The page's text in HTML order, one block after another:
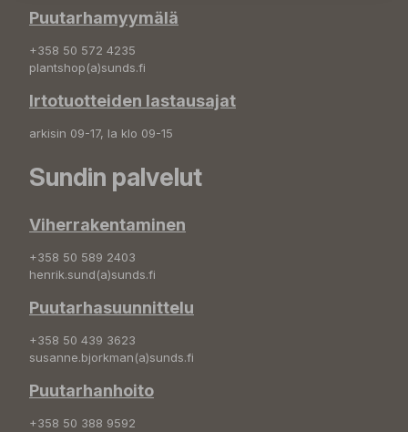
Puutarhamyymälä
+358 50 572 4235
plantshop(a)sunds.fi
Irtotuotteiden lastausajat
arkisin 09-17, la klo 09-15
Sundin palvelut
Viherrakentaminen
+358 50 589 2403
henrik.sund(a)sunds.fi
Puutarhasuunnittelu
+358 50 439 3623
susanne.bjorkman(a)sunds.fi
Puutarhanhoito
+358 50 388 9592